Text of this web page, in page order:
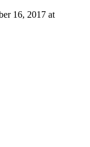
16, 2017 at